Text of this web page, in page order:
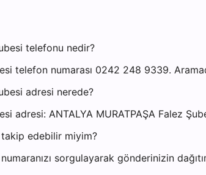
telefonu nedir?
telefon numarası 0242 248 9339.
adresi nerede?
adresi: ANTALYA MURATPAŞA Falez
edebilir miyim?
sorgulayarak gönderinizin